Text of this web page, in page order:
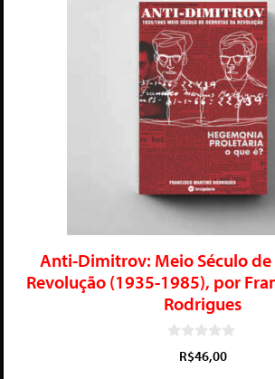
Anti-Dimitrov: Meio Século de
Revolução (1935-1985), por
Rodrigues
R$46,00